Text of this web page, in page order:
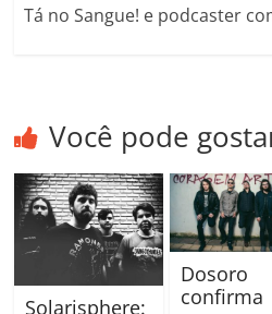
Tá no Sangue! e podcaster
Você pode
Solarisphere:
Dosoro
confirma